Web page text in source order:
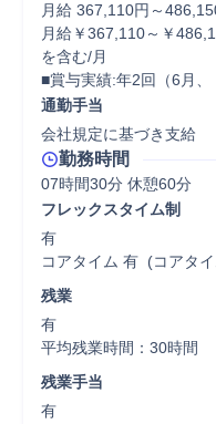
月給 367,110円～
月給￥367,110～￥
を含む/月
■賞与実績:年2回（6月、
通勤手当
会社規定に基づき支給
勤務時間
07時間30分 休憩60分
フレックスタイム制
有
コアタイム 有  (コアタ
残業
有
平均残業時間：30時間
残業手当
有